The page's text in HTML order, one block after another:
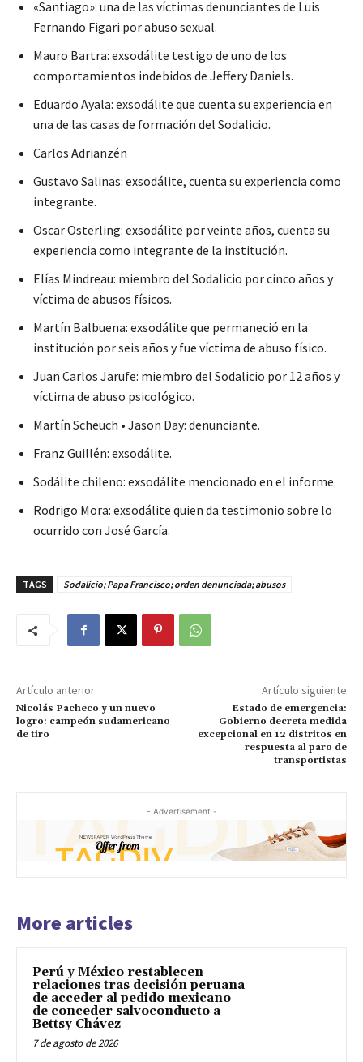
«Santiago»: una de las víctimas denunciantes de Luis
Fernando Figari por abuso sexual.
Mauro Bartra: exsodálite testigo de uno de los
comportamientos indebidos de Jeffery Daniels.
Eduardo Ayala: exsodálite que cuenta su experiencia en
una de las casas de formación del Sodalicio.
Carlos Adrianzén
Gustavo Salinas: exsodálite, cuenta su experiencia como
integrante.
Oscar Osterling: exsodálite por veinte años, cuenta su
experiencia como integrante de la institución.
Elías Mindreau: miembro del Sodalicio por cinco años y
víctima de abusos físicos.
Martín Balbuena: exsodálite que permaneció en la
institución por seis años y fue víctima de abuso físico.
Juan Carlos Jarufe: miembro del Sodalicio por 12 años y
víctima de abuso psicológico.
Martín Scheuch • Jason Day: denunciante.
Franz Guillén: exsodálite.
Sodálite chileno: exsodálite mencionado en el informe.
Rodrigo Mora: exsodálite quien da testimonio sobre lo
ocurrido con José García.
TAGS Sodalicio; Papa Francisco; orden denunciada; abusos
Artículo anterior
Nicolás Pacheco y un nuevo
logro: campeón sudamericano
de tiro
Artículo siguiente
Estado de emergencia:
Gobierno decreta medida
excepcional en 12 distritos en
respuesta al paro de
transportistas
- Advertisement -
More articles
Perú y México restablecen
relaciones tras decisión peruana
de acceder al pedido mexicano
de conceder salvoconducto a
Bettsy Chávez
7 de agosto de 2026